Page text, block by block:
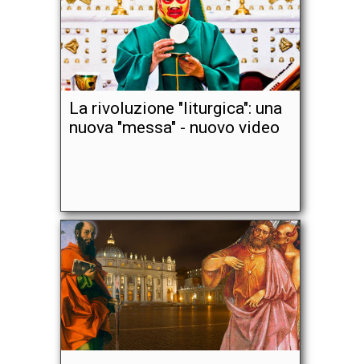
La rivoluzione "liturgica": una
nuova "messa" - nuovo video